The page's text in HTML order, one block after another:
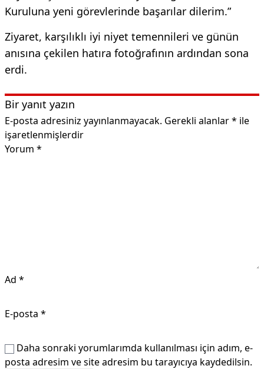
Kuruluna yeni görevlerinde başarılar dilerim.”
Ziyaret, karşılıklı iyi niyet temennileri ve günün
anısına çekilen hatıra fotoğrafının ardından sona
erdi.
Bir yanıt yazın
E-posta adresiniz yayınlanmayacak. Gerekli alanlar* ile
işaretlenmişlerdir
Yorum *
Ad *
E-posta *
Daha sonraki yorumlarımda kullanılması için adım, e-
posta adresim ve site adresim bu tarayıcıya kaydedilsin.